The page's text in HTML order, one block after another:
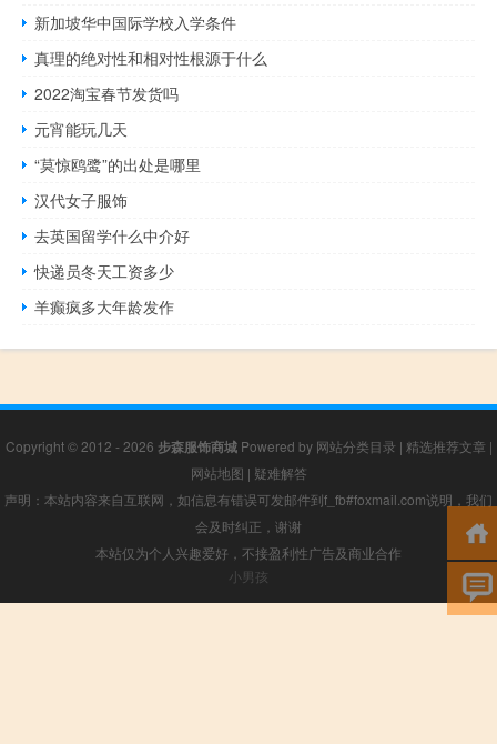
新加坡华中国际学校入学条件
真理的绝对性和相对性根源于什么
2022淘宝春节发货吗
元宵能玩几天
“莫惊鸥鹭”的出处是哪里
汉代女子服饰
去英国留学什么中介好
快递员冬天工资多少
羊癫疯多大年龄发作
Copyright © 2012 - 2026 步森服饰商城Powered by 网站分类目录 | 精选推荐文章 |
网站地图 | 疑难解答
声明：本站内容来自互联网，如信息有错误可发邮件到f_fb#foxmail.com说明，我们
会及时纠正，谢谢
本站仅为个人兴趣爱好，不接盈利性广告及商业合作
小男孩